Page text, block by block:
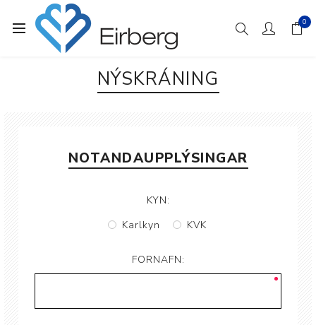
0
NÝSKRÁNING
NOTANDAUPPLÝSINGAR
KYN:
Karlkyn
KVK
FORNAFN: